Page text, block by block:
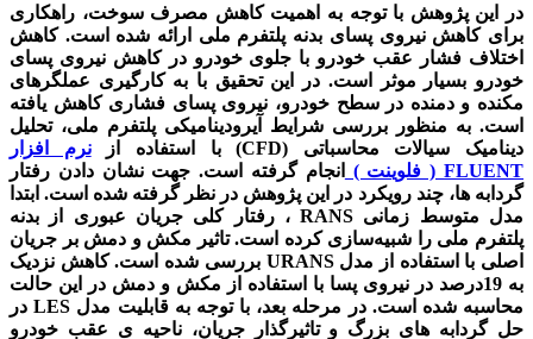
در این پژوهش با توجه به اهمیت کاهش مصرف سوخت، راهکاری
برای کاهش نیروی پسای بدنه پلتفرم ملی ارائه شده است. کاهش
اختلاف فشار عقب خودرو با جلوی خودرو در کاهش نیروی پسای
خودرو بسیار موثر است. در این تحقیق با به کارگیری عملگرهای
مکنده و دمنده در سطح خودرو، نیروی پسای فشاری کاهش یافته
است. به منظور بررسی شرایط آیرودینامیکی پلتفرم ملی، تحلیل
دینامیک سیالات محاسباتی (CFD) با استفاده از
نرم افزار
FLUENT ( فلوینت )
انجام گرفته است. جهت نشان دادن رفتار
گردابه ها، چند رویکرد در این پژوهش در نظر گرفته شده است. ابتدا
مدل متوسط زمانی RANS ، رفتار کلی جریان عبوری از بدنه
پلتفرم ملی را شبیه­‌سازی کرده است. تاثیر مکش و دمش بر جریان
اصلی با استفاده از مدل URANS بررسی شده است. کاهش نزدیک
به 19درصد در نیروی پسا با استفاده از مکش و دمش در این حالت
محاسبه شده است. در مرحله بعد، با توجه به قابلیت مدل LES در
حل گردابه­ های بزرگ و تاثیرگذار جریان، ناحیه ­ی عقب خودرو